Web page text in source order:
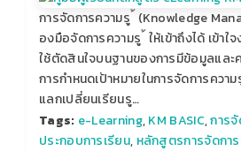
การจัดการความรู ้ (Knowledge
องมือจัดการความรู ้ ให้เข้าถึงได้ เข้าใ
ใช้ตัดสินใจบนฐานของการมีข้อมูลและ
การกําหนดเป้าหมายในการจัดการควา
แลกเปลี่ยนเรียนรู…
Tags: e-Learning,KM BASIC,การ
ประกอบการเรียน, หลักสูตรการจัดกา